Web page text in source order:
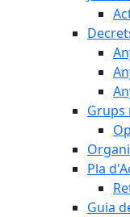
Grups
Pla
Guia